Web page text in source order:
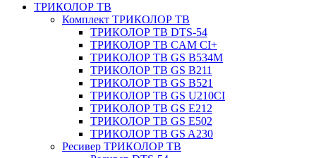
ТРИКОЛОР ТВ
Комплект ТРИКОЛОР ТВ
ТРИКОЛОР ТВ DTS-54
ТРИКОЛОР ТВ CAM CI+
ТРИКОЛОР ТВ GS B534M
ТРИКОЛОР ТВ GS B211
ТРИКОЛОР ТВ GS B521
ТРИКОЛОР ТВ GS U210CI
ТРИКОЛОР ТВ GS E212
ТРИКОЛОР ТВ GS E502
ТРИКОЛОР ТВ GS A230
Ресивер ТРИКОЛОР ТВ